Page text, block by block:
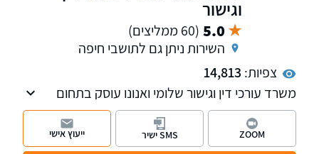
וגישור
5.0 (60 ממליצים)
השירות ניתן גם לתושבי חיפה
צפיות: 14,813
משרד עורכי דין וגישור שלומי ואנונו עוסק בתחום
המשפחה והמעמד האישי על כל רבדיו, בתחום
האזרחי: תביעות בנושא לשון הרע, סכסוכי שכנים
ופינוי מושכר. בנוסף, פועלת במשרד גם מחלקת
ZOOM SMS ישיר ייעוץ אישי